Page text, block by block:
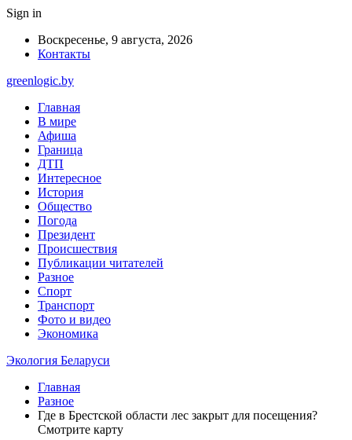
Sign in
Воскресенье, 9 августа, 2026
Контакты
greenlogic.by
Главная
В мире
Афиша
Граница
ДТП
Интересное
История
Общество
Погода
Президент
Происшествия
Публикации читателей
Разное
Спорт
Транспорт
Фото и видео
Экономика
Экология Беларуси
Главная
Разное
Где в Брестской области лес закрыт для посещения?
Смотрите карту